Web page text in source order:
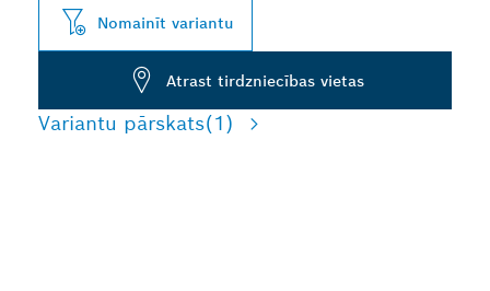
Nomainīt variantu
Atrast tirdzniecības vietas
Variantu pārskats(1)